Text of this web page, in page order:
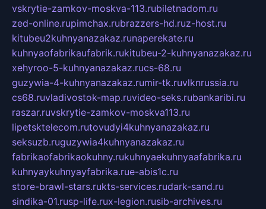
vskrytie-zamkov-moskva-113.rubiletnadom.ru
zed-online.rupimchax.rubrazzers-hd.ruz-host.ru
kitubeu2kuhnyanazakaz.runaperekate.ru
kuhnyaofabrikaufabrik.rukitubeu-2-kuhnyanazakaz.ru
xehyroo-5-kuhnyanazakaz.rucs-68.ru
guzywia-4-kuhnyanazakaz.rumir-tk.ruvlknrussia.ru
cs68.ruvladivostok-map.ruvideo-seks.rubankaribi.ru
raszar.ruvskrytie-zamkov-moskva113.ru
lipetsktelecom.rutovudyi4kuhnyanazakaz.ru
seksuzb.ruguzywia4kuhnyanazakaz.ru
fabrikaofabrikaokuhny.rukuhnyaekuhnyaafabrika.ru
kuhnyaykuhnyayfabrika.rue-abis1c.ru
store-brawl-stars.rukts-services.rudark-sand.ru
sindika-01.rusp-life.rux-legion.rusib-archives.ru